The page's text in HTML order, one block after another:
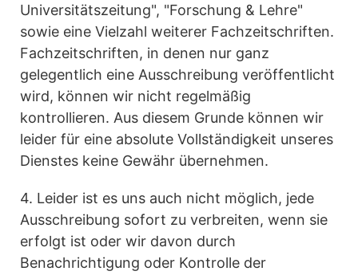
Universitätszeitung", "Forschung & Lehre"
sowie eine Vielzahl weiterer Fachzeitschriften.
Fachzeitschriften, in denen nur ganz
gelegentlich eine Ausschreibung veröffentlicht
wird, können wir nicht regelmäßig
kontrollieren. Aus diesem Grunde können wir
leider für eine absolute Vollständigkeit unseres
Dienstes keine Gewähr übernehmen.
4. Leider ist es uns auch nicht möglich, jede
Ausschreibung sofort zu verbreiten, wenn sie
erfolgt ist oder wir davon durch
Benachrichtigung oder Kontrolle der